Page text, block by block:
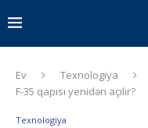
Ev Texnologiya
F-35 qapısı yenidən açılır?
Texnologiya